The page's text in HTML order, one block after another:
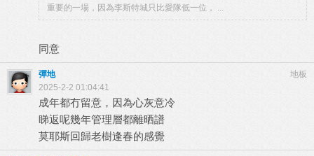
重要的一場，因為李斯特城只比愛隊低一位， ...
同意
地板
彈地
2025-2-2 01:04:41
成年都冇留意，因為心灰意冷
睇返呢幾年管理層都離晒譜
莫耶斯回歸老樹逢春的感覺